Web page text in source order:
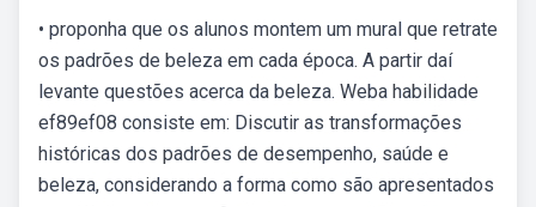
• proponha que os alunos montem um mural que retrate
os padrões de beleza em cada época. A partir daí
levante questões acerca da beleza. Weba habilidade
ef89ef08 consiste em: Discutir as transformações
históricas dos padrões de desempenho, saúde e
beleza, considerando a forma como são apresentados